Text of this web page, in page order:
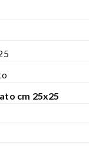
cm 25x25